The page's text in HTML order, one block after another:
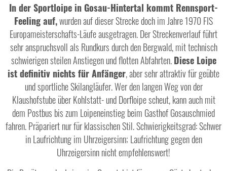
In der Sportloipe in Gosau-Hintertal kommt Rennsport-
Feeling auf,wurden auf dieser Strecke doch im Jahre 1970 FIS
Europameisterschafts-Läufe ausgetragen. Der Streckenverlauf führt
sehr anspruchsvoll als Rundkurs durch den Bergwald, mit technisch
schwierigen steilen Anstiegen und flotten Abfahrten.Diese Loipe
ist definitiv nichts für Anfänger, aber sehr attraktiv für geübte
und sportliche Skilangläufer. Wer den langen Weg von der
Klaushofstube über Kohlstatt- und Dorfloipe scheut, kann auch mit
dem Postbus bis zum Loipeneinstieg beim Gasthof Gosauschmied
fahren. Präpariert nur für klassischen Stil. Schwierigkeitsgrad: Schwer
in Laufrichtung im Uhrzeigersinn; Laufrichtung gegen den
Uhrzeigersinn nicht empfehlenswert!